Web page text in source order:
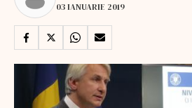
03 IANUARIE 2019